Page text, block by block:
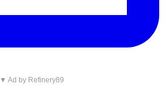
▼ Ad by Refinery89